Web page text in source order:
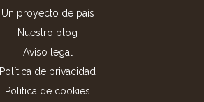
Un proyecto de país
Nuestro blog
Aviso legal
Política de privacidad
Politica de cookies